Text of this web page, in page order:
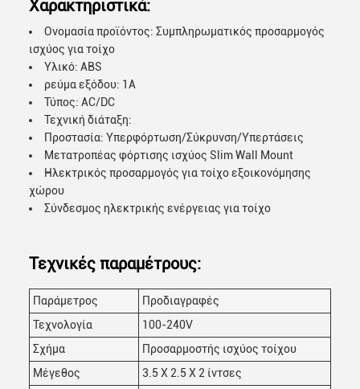
Χαρακτηριστικά:
Ονομασία προϊόντος: Συμπληρωματικός προσαρμογός
ισχύος για τοίχο
Υλικό: ABS
ρεύμα εξόδου: 1A
Τύπος: AC/DC
Τεχνική διάταξη:
Προστασία: Υπερφόρτωση/Σύκρυνση/Υπερτάσεις
Μετατροπέας φόρτισης ισχύος Slim Wall Mount
Ηλεκτρικός προσαρμογός για τοίχο εξοικονόμησης
χώρου
Σύνδεσμος ηλεκτρικής ενέργειας για τοίχο
Τεχνικές παραμέτρους:
Παράμετρος
Προδιαγραφές
Τεχνολογία
100-240V
Σχήμα
Προσαρμοστής ισχύος τοίχου
Μέγεθος
3.5 X 2.5 X 2 ίντσες